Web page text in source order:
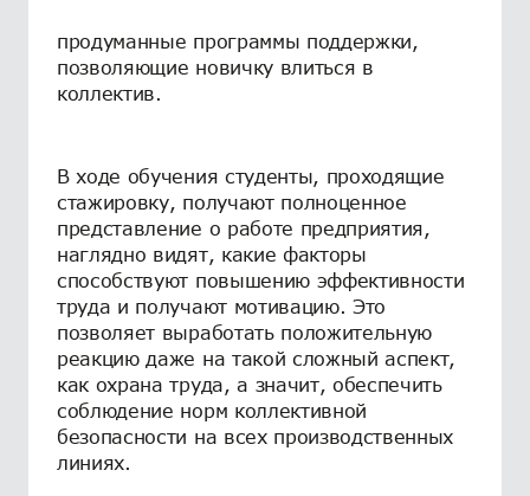
продуманные программы поддержки,
позволяющие новичку влиться в
коллектив.
В ходе обучения студенты, проходящие
стажировку, получают полноценное
представление о работе предприятия,
наглядно видят, какие факторы
способствуют повышению эффективности
труда и получают мотивацию. Это
позволяет выработать положительную
реакцию даже на такой сложный аспект,
как охрана труда, а значит, обеспечить
соблюдение норм коллективной
безопасности на всех производственных
линиях.